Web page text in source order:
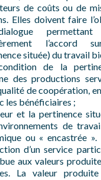
de coûts ou de
Elles doivent faire
l’accord
située) du travail
de la
des productions
de coopération,
les bénéficiaires ;
et la pertinence
de
ou « encastrée ».
d’un service
aux valeurs
La valeur